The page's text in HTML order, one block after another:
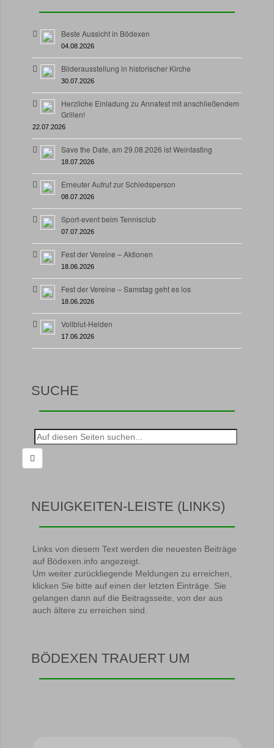
Beste Aussicht in Bödexen
04.08.2026
Bilderausstellung in historischer Kirche
30.07.2026
Herzliche Einladung zu Annafest mit anschließendem
Grillen!
22.07.2026
Save the Date, am 29.08.2026 ist Weintasting
18.07.2026
Erneuter Aufruf zur Schiedsperson
08.07.2026
Sport-event beim Tennisclub
07.07.2026
Fest der Vereine – Aktionen
18.06.2026
Fest der Vereine – Samstag geht es los
18.06.2026
Vollblut-Helden
17.06.2026
SUCHE
Suche
nach:
NEUIGKEITEN-LEISTE (LINKS)
Links von diesem Text werden die neuesten Beiträge
auf Bödexen.info angezeigt.
Um weiter zurückliegende Meldungen zu erreichen,
klicken Sie bitte auf einen der letzten Einträge. Sie
gelangen dann auf die Beitragsseite, von der aus
auch ältere zu erreichen sind.
BÖDEXEN TRAUERT UM